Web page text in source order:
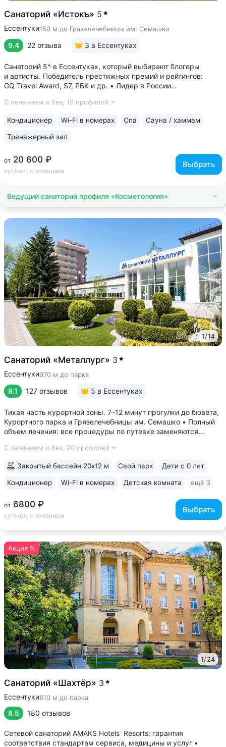
Санаторий «Истокъ» 5
Ессентуки150 м до Грязелечебницы им. Семашко
9.4 22 отзыва 3 в Ессентуках
Санаторий 5* в Ессентуках, который выбирают блогеры
и артисты. Победитель престижных премий и рейтингов:
GQ Travel Award, S7, РБК и др. • Лидер в России
целлюлита и вен «Эндосфера», коррекция фигуры Tesla
С лечением и без, 19 профилей
от 20 600 ₽
сут/чел, с лечением
Выбрать
Кондиционер Wi-Fi в номерах Спа Сауна / хаммам
Тренажерный зал
Ведущий санаторий профиля «Косметология»
1/14
Санаторий «Металлург» 3
Ессентуки970 м до парка
9.1 127 отзывов 5 в Ессентуках
Тихая часть курортной зоны. 7–12 минут прогулки до бювета,
Курортного парка и Грязелечебницы им. Семашко • Полный
объем лечения: все процедуры по путевке заменяются
путевки включены дорогие процедуры: эндоскопические
С лечением и без, 20 профилей
от 6800 ₽
сут/чел, с лечением
Выбрать
Закрытый бассейн 20х12 м Свой парк Дети с 0 лет
Кондиционер Wi-Fi в номерах Детская комната ещё 3
Акция %
1/24
Санаторий «Шахтёр» 3
Ессентуки610 м до парка
8.5 180 отзывов
Сетевой санаторий AMAKS Hotels Resorts: гарантия
соответствия стандартам сервиса, медицины и услуг •